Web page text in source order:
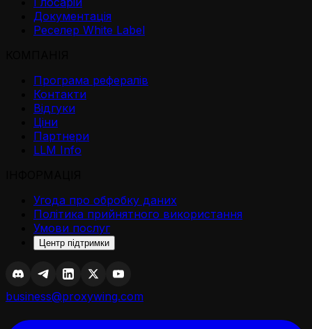
Документація
Реселер White Label
Програма рефералів
Контакти
Відгуки
Ціни
Партнери
LLM Info
Угода про обробку даних
Політика прийнятного використання
Умови послуг
Центр підтримки
business@proxywing.com